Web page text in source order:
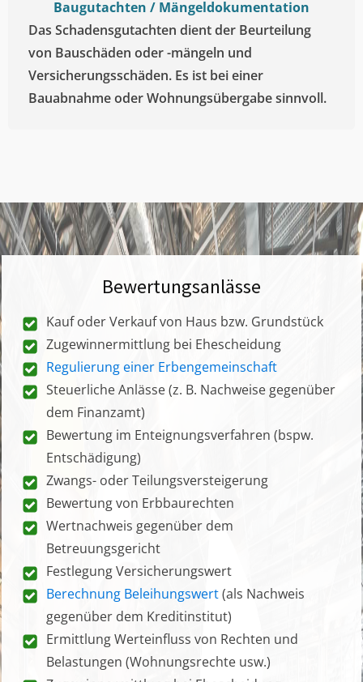
Baugutachten / Mängeldokumentation
Das Schadensgutachten dient der Beurteilung
von Bauschäden oder -mängeln und
Versicherungsschäden. Es ist bei einer
Bauabnahme oder Wohnungsübergabe sinnvoll.
Bewertungsanlässe
Kauf oder Verkauf von Haus bzw. Grundstück
Zugewinnermittlung bei Ehescheidung
Regulierung einer Erbengemeinschaft
Steuerliche Anlässe (z. B. Nachweise gegenüber
dem Finanzamt)
Bewertung im Enteignungsverfahren (bspw.
Entschädigung)
Zwangs- oder Teilungsversteigerung
Bewertung von Erbbaurechten
Wertnachweis gegenüber dem
Betreuungsgericht
Festlegung Versicherungswert
Berechnung Beleihungswert(als Nachweis
gegenüber dem Kreditinstitut)
Ermittlung Werteinfluss von Rechten und
Belastungen (Wohnungsrechte usw.)